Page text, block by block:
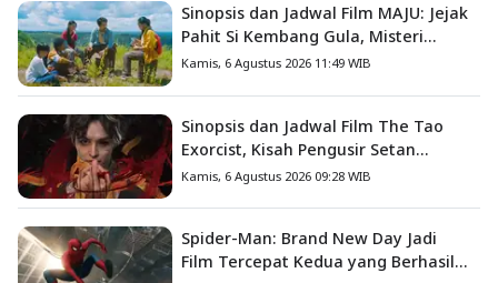
Sinopsis dan Jadwal Film MAJU: Jejak
Pahit Si Kembang Gula, Misteri
Hilangnya Bagas di Lokasi Jambore
Kamis, 6 Agustus 2026 11:49 WIB
Sinopsis dan Jadwal Film The Tao
Exorcist, Kisah Pengusir Setan
Melawan Kutukan Mematikan
Kamis, 6 Agustus 2026 09:28 WIB
Spider-Man: Brand New Day Jadi
Film Tercepat Kedua yang Berhasil